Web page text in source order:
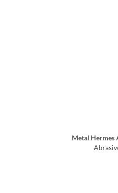
Metal Hermes